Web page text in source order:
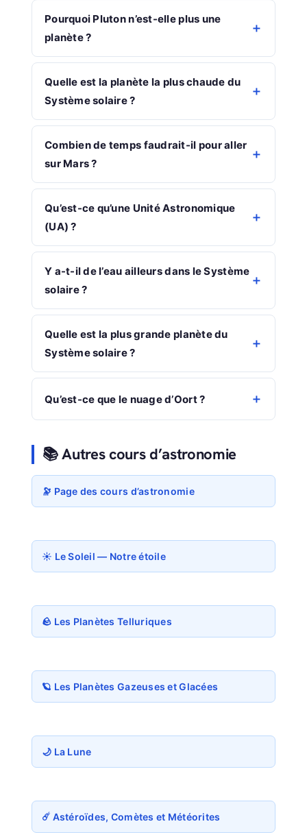
Pourquoi Pluton n’est-elle plus une
planète ?
Quelle est la planète la plus chaude du
Système solaire ?
Combien de temps faudrait-il pour aller
sur Mars ?
Qu’est-ce qu’une Unité Astronomique
(UA) ?
Y a-t-il de l’eau ailleurs dans le Système
solaire ?
Quelle est la plus grande planète du
Système solaire ?
Qu’est-ce que le nuage d’Oort ?
📚 Autres cours d’astronomie
🔭 Page des cours d’astronomie
☀️ Le Soleil — Notre étoile
🪨 Les Planètes Telluriques
🪐 Les Planètes Gazeuses et Glacées
🌙 La Lune
☄️ Astéroïdes, Comètes et Météorites